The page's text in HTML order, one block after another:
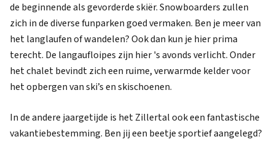
de beginnende als gevorderde skiër. Snowboarders zullen
zich in de diverse funparken goed vermaken. Ben je meer van
het langlaufen of wandelen? Ook dan kun je hier prima
terecht. De langaufloipes zijn hier 's avonds verlicht. Onder
het chalet bevindt zich een ruime, verwarmde kelder voor
het opbergen van ski’s en skischoenen.
In de andere jaargetijde is het Zillertal ook een fantastische
vakantiebestemming. Ben jij een beetje sportief aangelegd?